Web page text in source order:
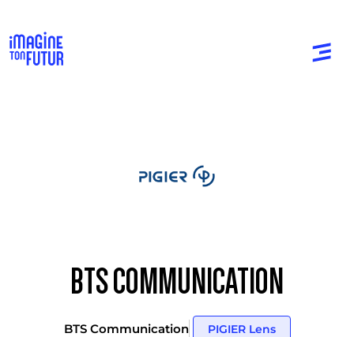
BTS COMMUNICATION
BTS Communication PIGIER Lens